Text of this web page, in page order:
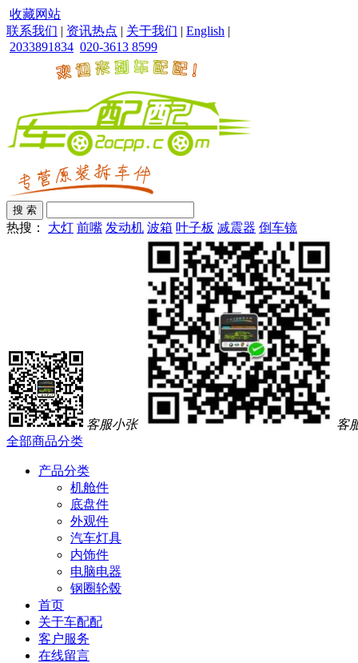
收藏网站
联系我们 | 资讯热点 | 关于我们 | English |
2033891834 020-3613 8599
热搜： 大灯 前嘴 发动机 波箱 叶子板 减震器 倒车镜
客服小张
客
全部商品分类
产品分类
机舱件
底盘件
外观件
汽车灯具
内饰件
电脑电器
钢圈轮毂
首页
关于车配配
客户服务
在线留言